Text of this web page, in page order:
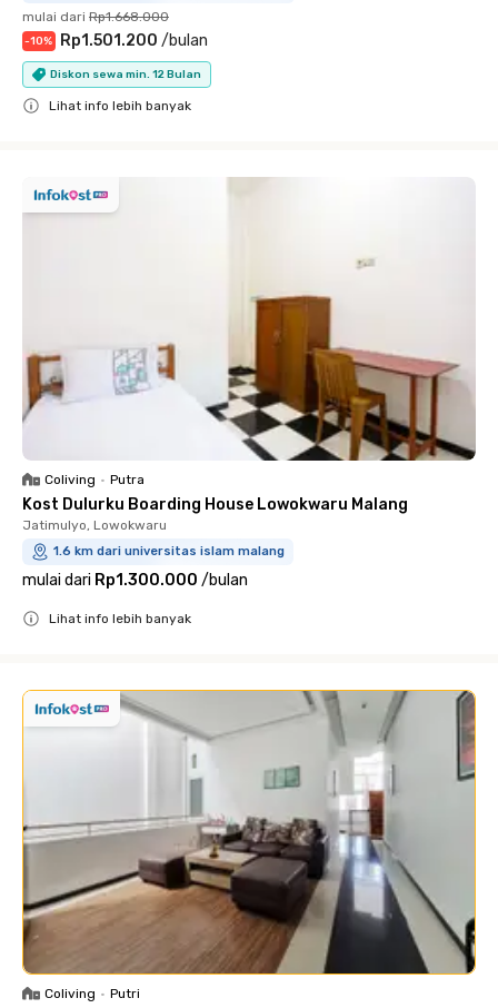
mulai dari Rp1.668.000
-10% Rp1.501.200 /bulan
Diskon sewa min. 12 Bulan
Lihat info lebih banyak
Coliving • Putra
Kost Dulurku Boarding House Lowokwaru Malang
Jatimulyo, Lowokwaru
1.6 km dari universitas islam malang
mulai dari Rp1.300.000 /bulan
Lihat info lebih banyak
Coliving • Putri